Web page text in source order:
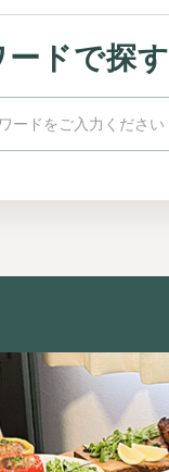
ードで探す